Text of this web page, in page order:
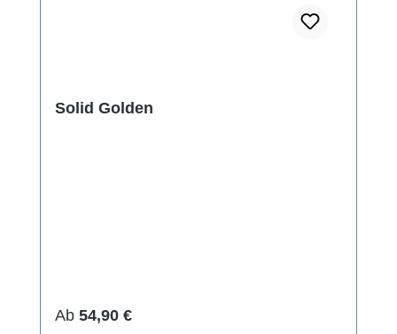
Solid Golden
Regulärer Preis:
Ab 54,90 €